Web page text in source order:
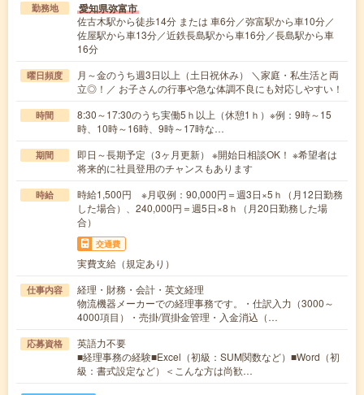
勤務地 愛知県弥富市
佐古木駅から徒歩14分 または 車6分／弥富駅から車10分／
佐屋駅から車13分／近鉄長島駅から車16分／長島駅から車
16分
曜日頻度
月～金のうち週3日以上（土日祝休み） ＼家庭・私生活と両
立◎！／ お子さんの行事や急な体調不良にも対応しやすい！
時間
8:30～17:30のうち実働5ｈ以上（休憩1ｈ）※例：9時～15
時、10時～16時、9時～17時な…
期間
即日～長期予定（3ヶ月更新） ※開始日相談OK！ ※希望者は
将来的に社員登用のチャンスもあります
時給
時給1,500円 ※月収例：90,000円＝週3日×5ｈ（月12日勤務
した場合）、240,000円＝週5日×8ｈ（月20日勤務した場
合）
交通費
実費支給（規定あり）
仕事内容
経理・財務・会計・英文経理
物流機器メーカーでの経理事務です。・仕訳入力（3000～
4000項目）・売掛/買掛金管理・入金消込（…
応募資格
英語力不要
■経理事務の経験■Excel（初級：SUM関数など）■Word（初
級：書式設定など）＜こんな方は尚歓…